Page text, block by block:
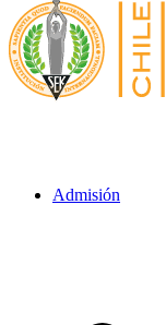
Admisión